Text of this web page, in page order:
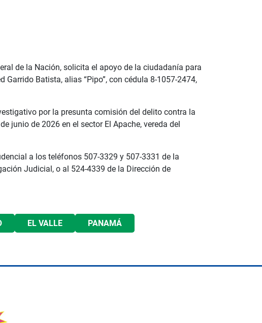
de la Nación, solicita el apoyo de la ciudadanía para
Batista, alias “Pipo”, con cédula 8-1057-2474,
por la presunta comisión del delito contra la
junio de 2026 en el sector El Apache, vereda del
a los teléfonos 507-3329 y 507-3331 de la
Judicial, o al 524-4339 de la Dirección de
EL VALLE PANAMÁ